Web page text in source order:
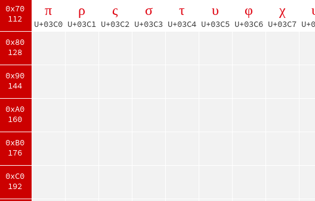
0x70
112
0x80
128
0x90
144
0xA0
160
0xB0
176
0xC0
192
π
U+03C0
ρ
U+03C1
ς
U+03C2
σ
U+03C3
τ
U+03C4
υ
U+03C5
φ
U+03C6
χ
U+03C7